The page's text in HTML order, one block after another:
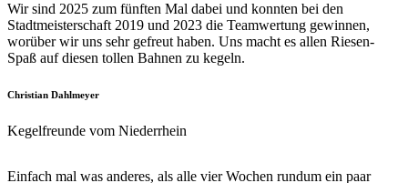
Wir sind 2025 zum fünften Mal dabei und konnten bei den
Stadtmeisterschaft 2019 und 2023 die Teamwertung gewinnen,
worüber wir uns sehr gefreut haben. Uns macht es allen Riesen-
Spaß auf diesen tollen Bahnen zu kegeln.
Christian Dahlmeyer
Kegelfreunde vom Niederrhein
Einfach mal was anderes, als alle vier Wochen rundum ein paar